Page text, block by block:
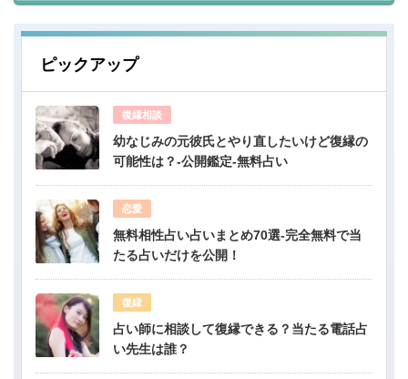
ピックアップ
復縁相談
幼なじみの元彼氏とやり直したいけど復縁の
可能性は？-公開鑑定-無料占い
恋愛
無料相性占い占いまとめ70選-完全無料で当
たる占いだけを公開！
復縁
占い師に相談して復縁できる？当たる電話占
い先生は誰？